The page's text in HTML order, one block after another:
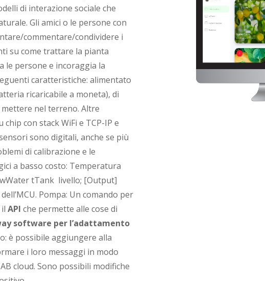
di interazione sociale che
Gli amici o le persone con
commentare/condividere i
su come trattare la pianta
le persone e incoraggia la
caratteristiche: alimentato
ricaricabile a moneta), di
mettere nel terreno. Altre
con stack WiFi e TCP-IP e
sono digitali, anche se più
di calibrazione e le
a basso costo: Temperatura
tTank livello; [Output]
Pompa: Un comando per
ilAPI che permette alle cose di
software per l’adattamento
è possibile aggiungere alla
i loro messaggi in modo
cloud. Sono possibili modifiche